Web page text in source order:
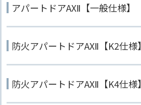
アパートドアAXⅡ【一般仕様】
防火アパートドアAXⅡ【K2仕様】
防火アパートドアAXⅡ【K4仕様】